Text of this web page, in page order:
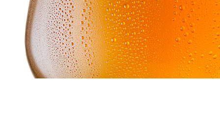
GETRÄNKE- & FOODFOTOGRAFIE